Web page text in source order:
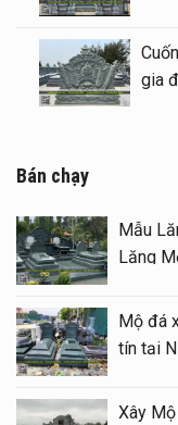
granite đẹp – hiện
Bán chạy
Mẫu
Lăng
Mộ đá
tín tại
Xây